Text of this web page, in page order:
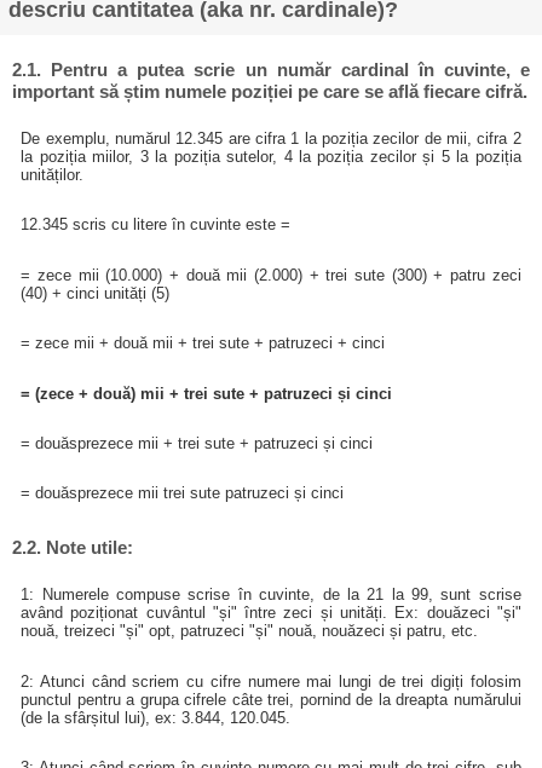
descriu cantitatea (aka nr. cardinale)?
2.1. Pentru a putea scrie un număr cardinal în cuvinte, e
important să știm numele poziției pe care se află fiecare cifră.
De exemplu, numărul 12.345 are cifra 1 la poziția zecilor de mii, cifra 2
la poziția miilor, 3 la poziția sutelor, 4 la poziția zecilor și 5 la poziția
unităților.
12.345 scris cu litere în cuvinte este =
= zece mii (10.000) + două mii (2.000) + trei sute (300) + patru zeci
(40) + cinci unități (5)
= zece mii + două mii + trei sute + patruzeci + cinci
= (zece + două) mii + trei sute + patruzeci și cinci
= douăsprezece mii + trei sute + patruzeci și cinci
= douăsprezece mii trei sute patruzeci și cinci
2.2. Note utile:
1: Numerele compuse scrise în cuvinte, de la 21 la 99, sunt scrise
având poziționat cuvântul "și" între zeci și unități. Ex: douăzeci "și"
nouă, treizeci "și" opt, patruzeci "și" nouă, nouăzeci și patru, etc.
2: Atunci când scriem cu cifre numere mai lungi de trei digiți folosim
punctul pentru a grupa cifrele câte trei, pornind de la dreapta numărului
(de la sfârșitul lui), ex: 3.844, 120.045.